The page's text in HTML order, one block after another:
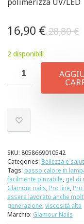
28,80€
16,90 €
2 disponibili
SKU: 8058669010542
Categories: Bellezza e
Tags: basso calore in
facilmente pinzabile, gel di
Glamour nails, Pro line,
essere lavorato anche
generazione,viscosità alta
Marchio: Glamour Nails